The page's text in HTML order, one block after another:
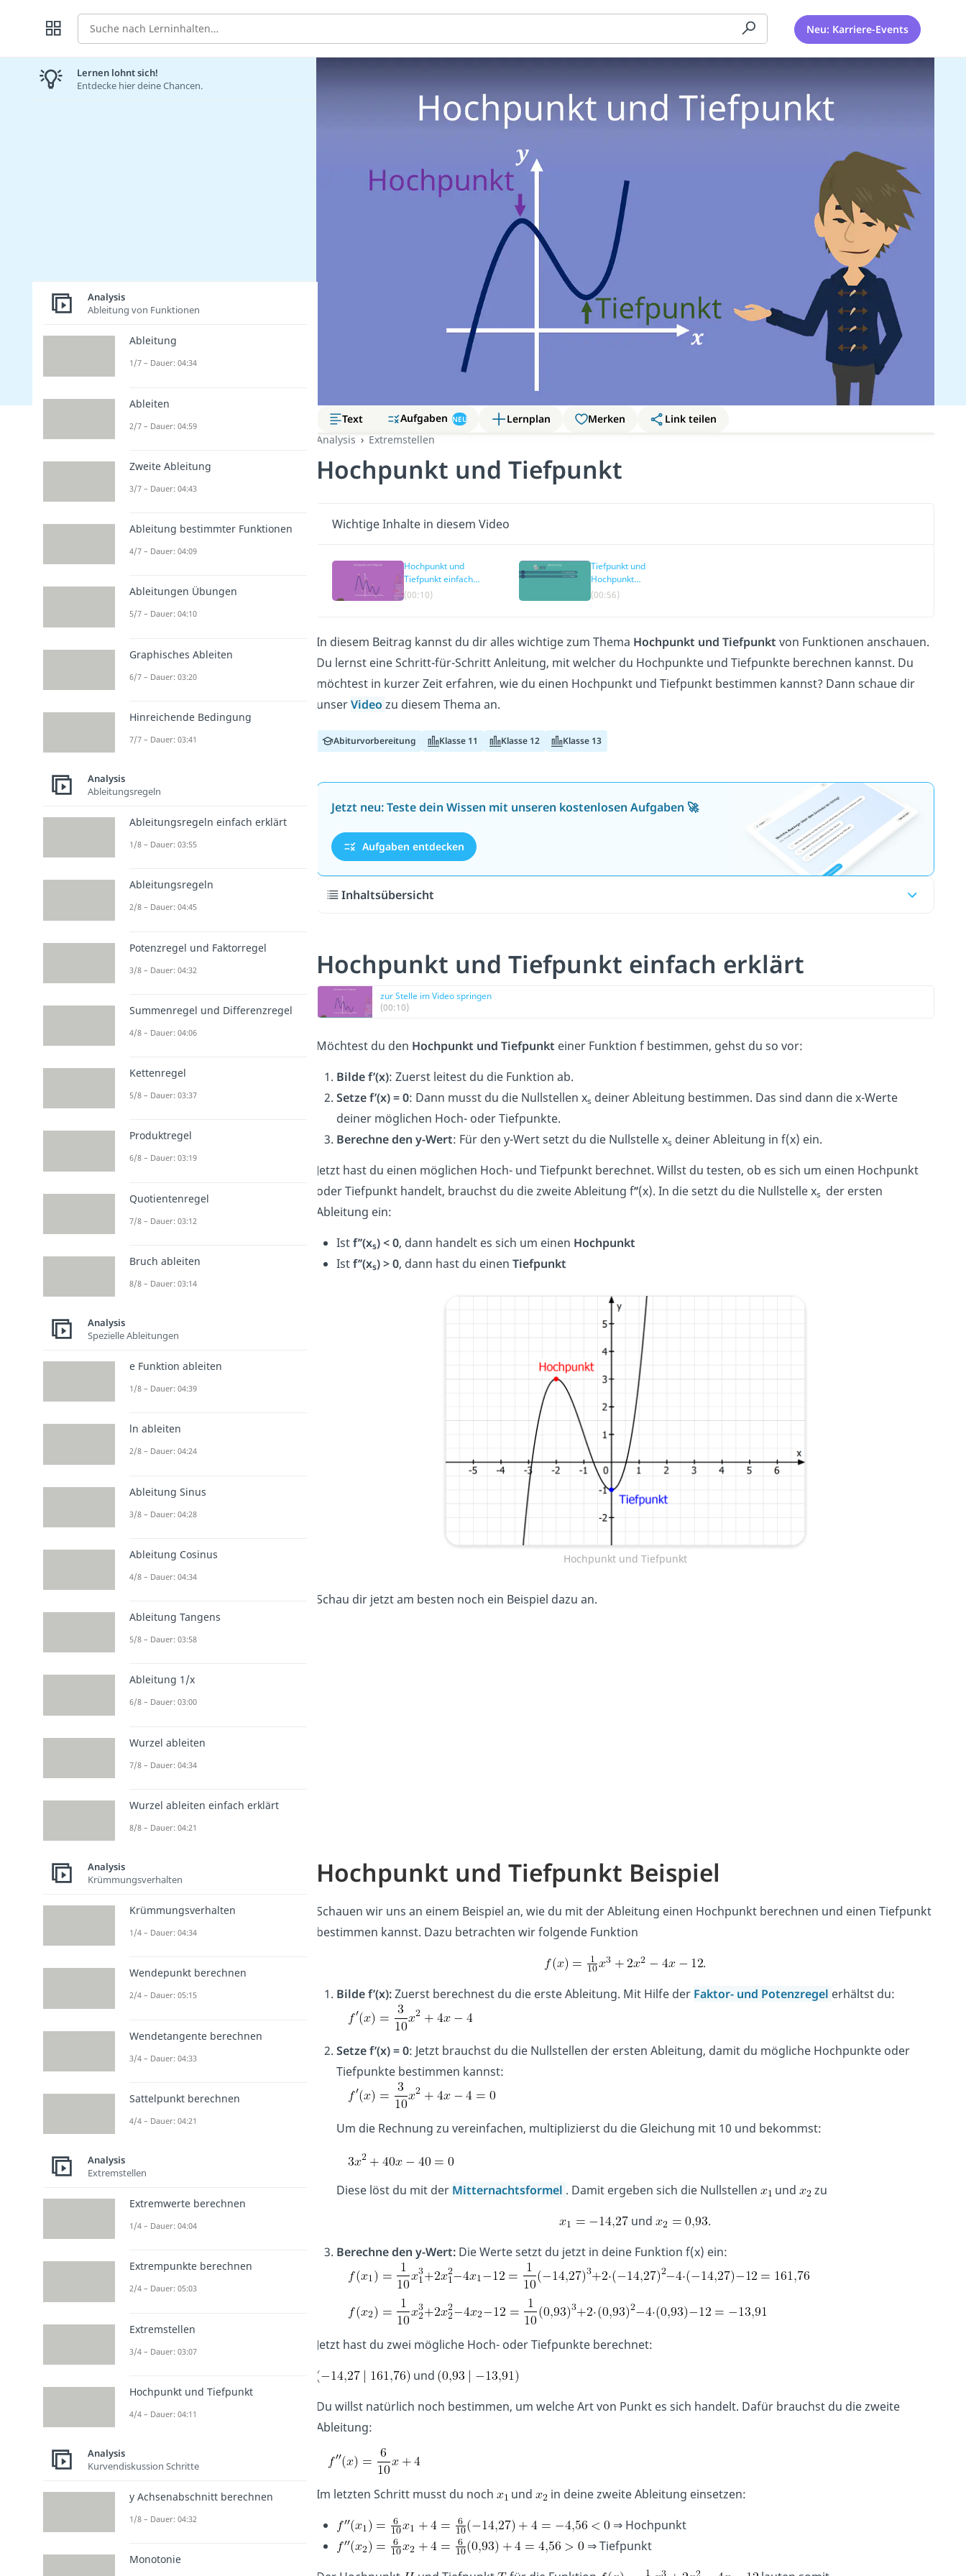
Suche Neu: Karriere-Events
Text Aufgaben NEU Lernplan Merken
Link teilen
Analysis
Extremstellen
Hochpunkt und Tiefpunkt
Wichtige Inhalte in diesem Video
Hochpunkt und
Tiefpunkt einfach
erklärt
(00:10)
Tiefpunkt und
Hochpunkt
berechnen
(00:56)
In diesem Beitrag kannst du dir alles wichtige zum Thema Hochpunkt und Tiefpunkt von Funktionen anschauen.
Du lernst eine Schritt-für-Schritt Anleitung, mit welcher du Hochpunkte und Tiefpunkte berechnen kannst. Du
möchtest in kurzer Zeit erfahren, wie du einen Hochpunkt und Tiefpunkt bestimmen kannst? Dann schaue dir
unserVideo zu diesem Thema an.
Abiturvorbereitung Klasse 11 Klasse 12 Klasse 13
Jetzt neu: Teste dein Wissen mit unseren kostenlosen Aufgaben 🚀
Aufgaben entdecken
Inhaltsübersicht
Hochpunkt und Tiefpunkt einfach erklärt
zur Stelle im Video springen
(00:10)
Möchtest du den Hochpunkt und Tiefpunkt einer Funktion f bestimmen, gehst du so vor:
Bilde f’(x): Zuerst leitest du die Funktion ab.
Setze f’(x) = 0: Dann musst du die Nullstellen xs deiner Ableitung bestimmen. Das sind dann die x-Werte
deiner möglichen Hoch- oder Tiefpunkte.
Berechne den y-Wert: Für den y-Wert setzt du die Nullstelle xs deiner Ableitung in f(x) ein.
Jetzt hast du einen möglichen Hoch- und Tiefpunkt berechnet. Willst du testen, ob es sich um einen Hochpunkt
oder Tiefpunkt handelt, brauchst du die zweite Ableitung f’’(x). In die setzt du die Nullstelle xs der ersten
Ableitung ein:
Istf’’(xs) < 0, dann handelt es sich um einen Hochpunkt
Istf’’(xs) > 0, dann hast du einen Tiefpunkt
Hochpunkt und Tiefpunkt
Schau dir jetzt am besten noch ein Beispiel dazu an.
Hochpunkt und Tiefpunkt Beispiel
Schauen wir uns an einem Beispiel an, wie du mit der Ableitung einen Hochpunkt berechnen und einen Tiefpunkt
bestimmen kannst. Dazu betrachten wir folgende Funktion
.
Bilde f’(x):Zuerst berechnest du die erste Ableitung. Mit Hilfe der Faktor- und Potenzregel erhältst du:
Setze f’(x) = 0: Jetzt brauchst du die Nullstellen der ersten Ableitung, damit du mögliche Hochpunkte oder
Tiefpunkte bestimmen kannst:
Um die Rechnung zu vereinfachen, multiplizierst du die Gleichung mit 10 und bekommst:
Diese löst du mit der Mitternachtsformel . Damit ergeben sich die Nullstellen und
zu
und
.
Berechne den y-Wert: Die Werte setzt du jetzt in deine Funktion f(x) ein:
Jetzt hast du zwei mögliche Hoch- oder Tiefpunkte berechnet:
und
Du willst natürlich noch bestimmen, um welche Art von Punkt es sich handelt. Dafür brauchst du die zweite
Ableitung:
Im letzten Schritt musst du noch und
in deine zweite Ableitung einsetzen:
⇒ Hochpunkt
⇒ Tiefpunkt
Lernen lohnt sich!
Entdecke hier deine Chancen.
Analysis
Ableitung von Funktionen
Ableitung
1/7 – Dauer: 04:34
Ableiten
2/7 – Dauer: 04:59
Zweite Ableitung
3/7 – Dauer: 04:43
Ableitung bestimmter Funktionen
4/7 – Dauer: 04:09
Ableitungen Übungen
5/7 – Dauer: 04:10
Graphisches Ableiten
6/7 – Dauer: 03:20
Hinreichende Bedingung
7/7 – Dauer: 03:41
Analysis
Ableitungsregeln
Ableitungsregeln einfach erklärt
1/8 – Dauer: 03:55
Ableitungsregeln
2/8 – Dauer: 04:45
Potenzregel und Faktorregel
3/8 – Dauer: 04:32
Summenregel und Differenzregel
4/8 – Dauer: 04:06
Kettenregel
5/8 – Dauer: 03:37
Produktregel
6/8 – Dauer: 03:19
Quotientenregel
7/8 – Dauer: 03:12
Bruch ableiten
8/8 – Dauer: 03:14
Analysis
Spezielle Ableitungen
e Funktion ableiten
1/8 – Dauer: 04:39
ln ableiten
2/8 – Dauer: 04:24
Ableitung Sinus
3/8 – Dauer: 04:28
Ableitung Cosinus
4/8 – Dauer: 04:34
Ableitung Tangens
5/8 – Dauer: 03:58
Ableitung 1/x
6/8 – Dauer: 03:00
Wurzel ableiten
7/8 – Dauer: 04:34
Wurzel ableiten einfach erklärt
8/8 – Dauer: 04:21
Analysis
Krümmungsverhalten
Krümmungsverhalten
1/4 – Dauer: 04:34
Wendepunkt berechnen
2/4 – Dauer: 05:15
Wendetangente berechnen
3/4 – Dauer: 04:33
Sattelpunkt berechnen
4/4 – Dauer: 04:21
Analysis
Extremstellen
Extremwerte berechnen
1/4 – Dauer: 04:04
Extrempunkte berechnen
2/4 – Dauer: 05:03
Extremstellen
3/4 – Dauer: 03:07
Hochpunkt und Tiefpunkt
4/4 – Dauer: 04:11
Analysis
Kurvendiskussion Schritte
y Achsenabschnitt berechnen
1/8 – Dauer: 04:32
Monotonie